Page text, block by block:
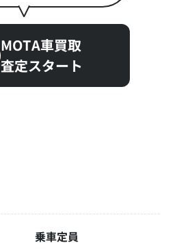
MOTA車買取
査定スタート
乗車定員